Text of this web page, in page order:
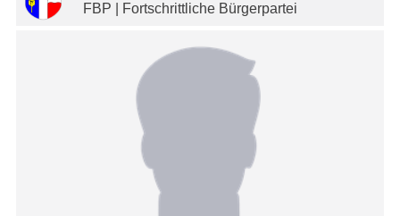
FBP | Fortschrittliche Bürgerpartei